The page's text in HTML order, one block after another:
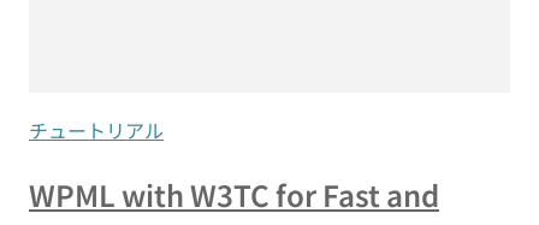
チュートリアル
WPML with W3TC for Fast and